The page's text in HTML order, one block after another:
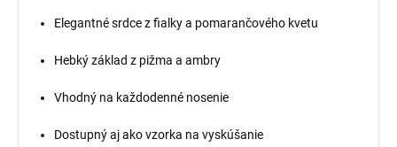
Elegantné srdce z fialky a pomarančového kvetu
Hebký základ z pižma a ambry
Vhodný na každodenné nosenie
Dostupný aj ako vzorka na vyskúšanie